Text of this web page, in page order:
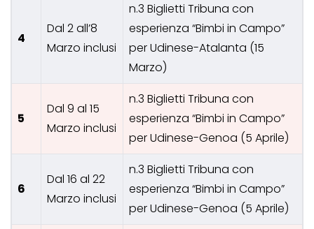
4
Dal 2 all’8
Marzo inclusi
n.3 Biglietti Tribuna con
esperienza “Bimbi in Campo”
per Udinese-Atalanta (15
Marzo)
5
Dal 9 al 15
Marzo inclusi
n.3 Biglietti Tribuna con
esperienza “Bimbi in Campo”
per Udinese-Genoa (5 Aprile)
6
Dal 16 al 22
Marzo inclusi
n.3 Biglietti Tribuna con
esperienza “Bimbi in Campo”
per Udinese-Genoa (5 Aprile)